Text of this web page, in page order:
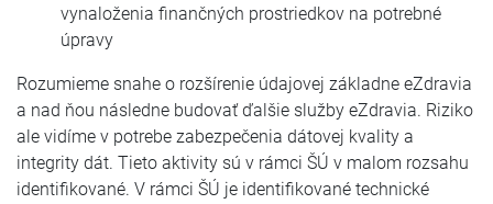
vynaloženia finančných prostriedkov na potrebné
úpravy
Rozumieme snahe o rozšírenie údajovej základne eZdravia
a nad ňou následne budovať ďalšie služby eZdravia. Riziko
ale vidíme v potrebe zabezpečenia dátovej kvality a
integrity dát. Tieto aktivity sú v rámci ŠÚ v malom rozsahu
identifikované. V rámci ŠÚ je identifikované technické